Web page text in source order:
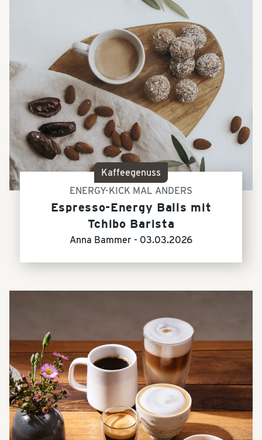
Kaffeegenuss
ENERGY-KICK MAL ANDERS
Espresso-Energy Balls mit
Tchibo Barista
Anna Bammer - 03.03.2026